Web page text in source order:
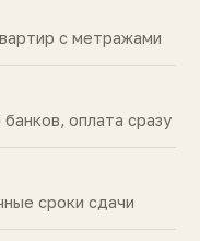
с метражами
оплата сразу
сроки сдачи